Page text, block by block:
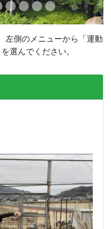
左側のメニューから「運動
選んでください。